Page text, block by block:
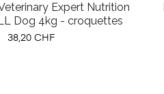
Expert Nutrition
Dog 4kg - croquettes
Prix
38,20 CHF